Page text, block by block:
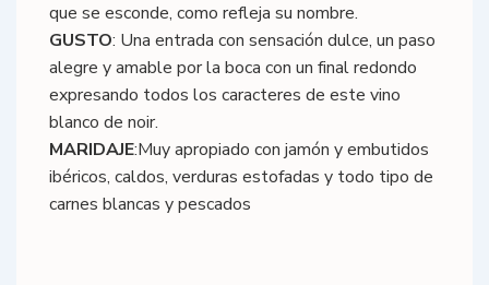
que se esconde, como refleja su nombre.
GUSTO: Una entrada con sensación dulce, un paso
alegre y amable por la boca con un final redondo
expresando todos los caracteres de este vino
blanco de noir.
MARIDAJE:Muy apropiado con jamón y embutidos
ibéricos, caldos, verduras estofadas y todo tipo de
carnes blancas y pescados